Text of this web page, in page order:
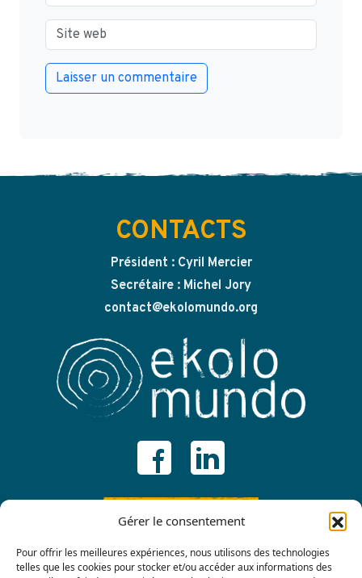
Gérer le consentement
Pour offrir les meilleures expériences, nous utilisons des technologies
telles que les cookies pour stocker et/ou accéder aux informations des
CONTACTS
Président : Cyril Mercier
Secrétaire : Michel Jory
contact@ekolomundo.org
ADHÉRER